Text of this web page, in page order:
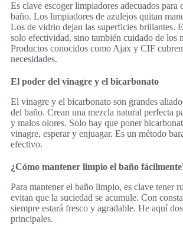
Es clave escoger limpiadores adecuados para
baño. Los limpiadores de azulejos quitan
Los de vidrio dejan las superficies brillantes.
solo efectividad, sino también cuidado de los
Productos conocidos como Ajax y CIF
necesidades.
El poder del vinagre y el bicarbonato
El vinagre y el bicarbonato son grandes
del baño. Crean una mezcla natural perfecta
y malos olores. Solo hay que poner
vinagre, esperar y enjuagar. Es un método
efectivo.
¿Cómo mantener limpio el baño
Para mantener el baño limpio, es clave tener
evitan que la suciedad se acumule. Con
siempre estará fresco y agradable. He aquí
principales.